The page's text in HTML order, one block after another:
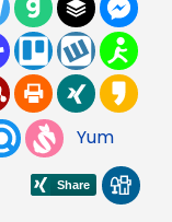
Yum